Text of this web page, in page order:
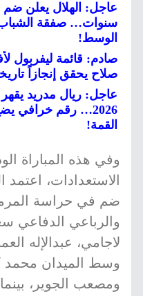
عاجل: الهلال يعلن ضم
سنوات… صفقة
الوسط!
صلاح يحقق إنجازاً
عاجل: ريال مدريد
2026… رقم خرافي
القمة!
وفي هذه المباراة
الاستعدادات،
ضم في حراسة
والرباعي الدفاعي
لاجامي، عبدالإله
وسط الميدان محمد
ومصعب الجوير،